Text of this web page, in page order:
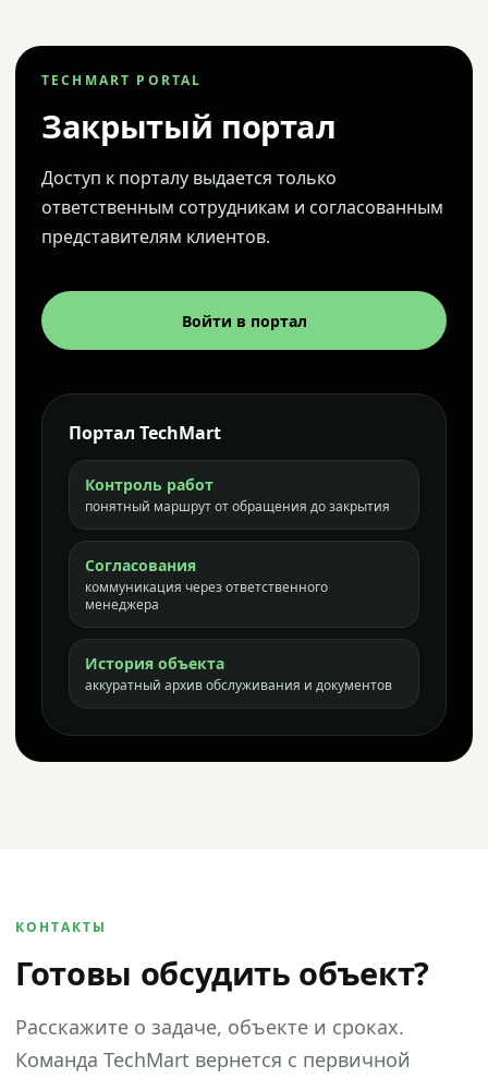
TECHMART PORTAL
Закрытый портал
Доступ к порталу выдается только
ответственным сотрудникам и согласованным
представителям клиентов.
Войти в портал
Портал TechMart
Контроль работ
понятный маршрут от обращения до закрытия
Согласования
коммуникация через ответственного
менеджера
История объекта
аккуратный архив обслуживания и документов
КОНТАКТЫ
Готовы обсудить объект?
Расскажите о задаче, объекте и сроках.
Команда TechMart вернется с первичной